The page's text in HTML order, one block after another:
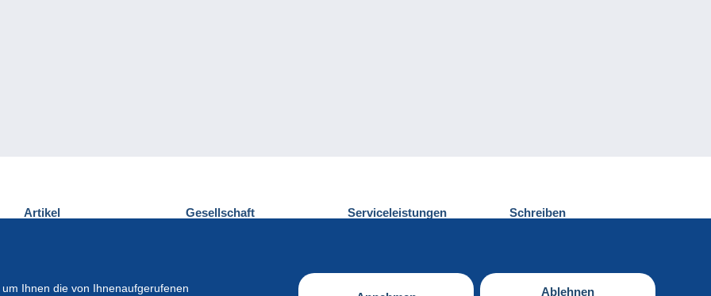
Ihnen die von Ihnenaufgerufenen Ablehnen
Artikel Gesellschaft Serviceleistungen Schreiben